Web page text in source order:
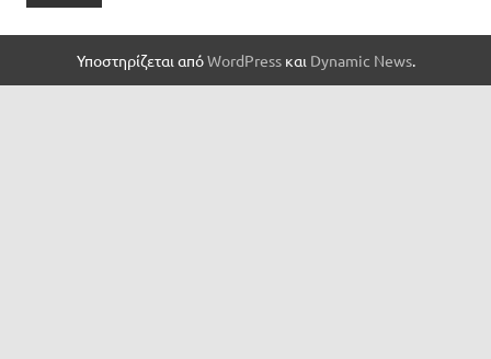
Υποστηρίζεται απόWordPressκαι Dynamic News.